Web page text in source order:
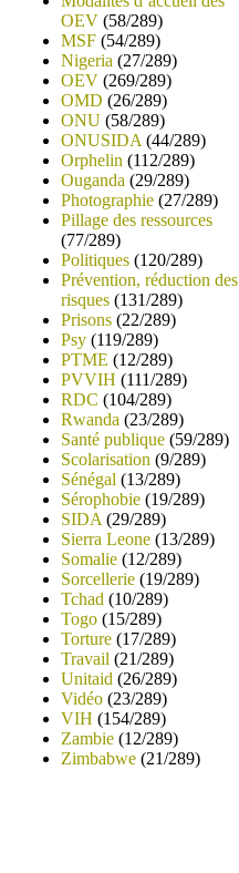
OEV (58/289)
MSF (54/289)
Nigeria (27/289)
OEV (269/289)
OMD (26/289)
ONU (58/289)
ONUSIDA (44/289)
Orphelin (112/289)
Ouganda (29/289)
Photographie (27/289)
Pillage des ressources
(77/289)
Politiques (120/289)
Prévention, réduction des
risques (131/289)
Prisons (22/289)
Psy (119/289)
PTME (12/289)
PVVIH (111/289)
RDC (104/289)
Rwanda (23/289)
Santé publique (59/289)
Scolarisation (9/289)
Sénégal (13/289)
Sérophobie (19/289)
SIDA (29/289)
Sierra Leone (13/289)
Somalie (12/289)
Sorcellerie (19/289)
Tchad (10/289)
Togo (15/289)
Torture (17/289)
Travail (21/289)
Unitaid (26/289)
Vidéo (23/289)
VIH (154/289)
Zambie (12/289)
Zimbabwe (21/289)